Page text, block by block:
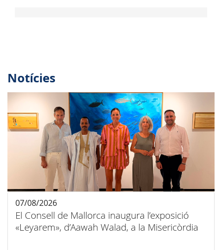
Notícies
El Consell de Mallorca inaugura l’exposició
«Leyarem», d’Aawah Walad, a la Misericòrdia
07/08/2026